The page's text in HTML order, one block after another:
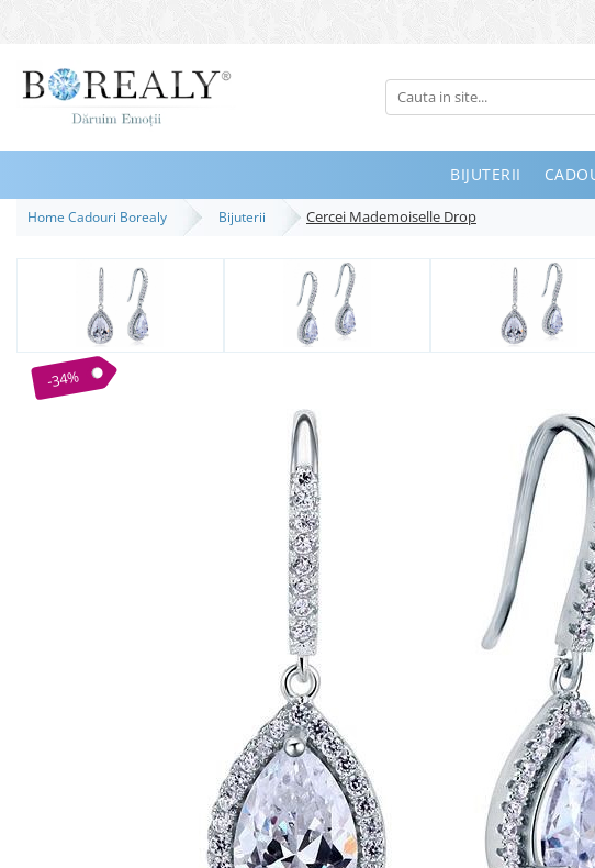
Bijuterii
Inele
Bratari
Destinatari
BIJUTERII
Home Cadouri Borealy Bijuterii Cercei Mademoiselle Drop
-34%